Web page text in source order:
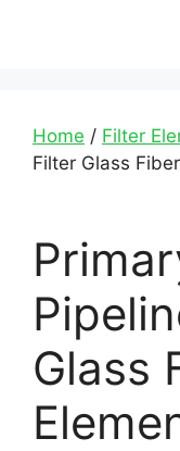
Home / Filter
Filter Glass
Glass